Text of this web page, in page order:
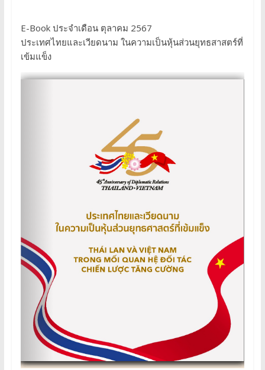
E-Book ประจำเดือน ตุลาคม 2567
ประเทศไทยและเวียดนาม ในความเป็นหุ้นส่วนยุทธสาสตร์ที่
เข้มแข็ง